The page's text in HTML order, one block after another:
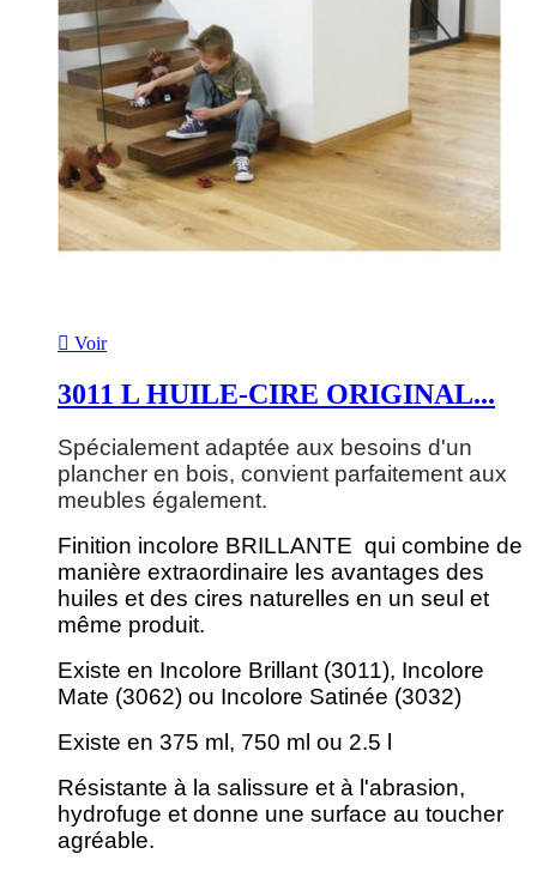
 Voir
3011 L HUILE-CIRE ORIGINAL...
Spécialement adaptée aux besoins d'un
plancher en bois, convient parfaitement aux
meubles également.
Finition incolore BRILLANTE qui combine de
manière extraordinaire les avantages des
huiles et des cires naturelles en un seul et
même produit.
Existe en Incolore Brillant (3011), Incolore
Mate (3062) ou Incolore Satinée (3032)
Existe en 375 ml, 750 ml ou 2.5 l
Résistante à la salissure et à l'abrasion,
hydrofuge et donne une surface au toucher
agréable.